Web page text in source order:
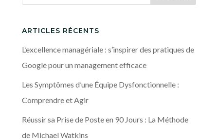
ARTICLES RÉCENTS
L’excellence managériale : s’inspirer des pratiques de
Google pour un management efficace
Les Symptômes d’une Équipe Dysfonctionnelle :
Comprendre et Agir
Réussir sa Prise de Poste en 90 Jours : La Méthode
de Michael Watkins